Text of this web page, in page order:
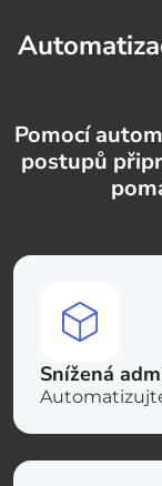
Pomocí
postupů
Snížená